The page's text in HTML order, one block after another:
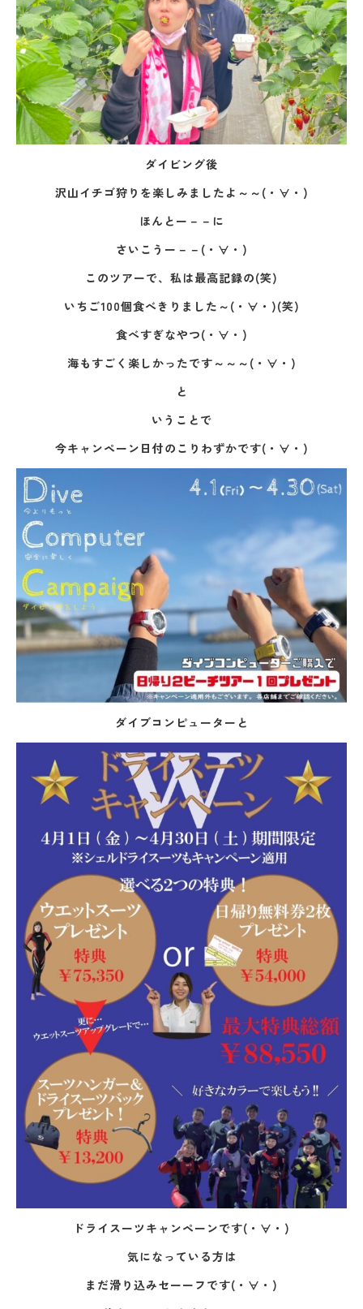
ダイビング後
沢山イチゴ狩りを楽しみましたよ～～(・∀・)
ほんとー－－に
さいこうー－－(・∀・)
このツアーで、私は最高記録の(笑)
いちご100個食べきりました～(・∀・)(笑)
食べすぎなやつ(・∀・)
海もすごく楽しかったです～～～(・∀・)
と
いうことで
今キャンペーン日付のこりわずかです(・∀・)
ダイブコンピューターと
ドライスーツキャンペーンです(・∀・)
気になっている方は
まだ滑り込みセーーフです(・∀・)